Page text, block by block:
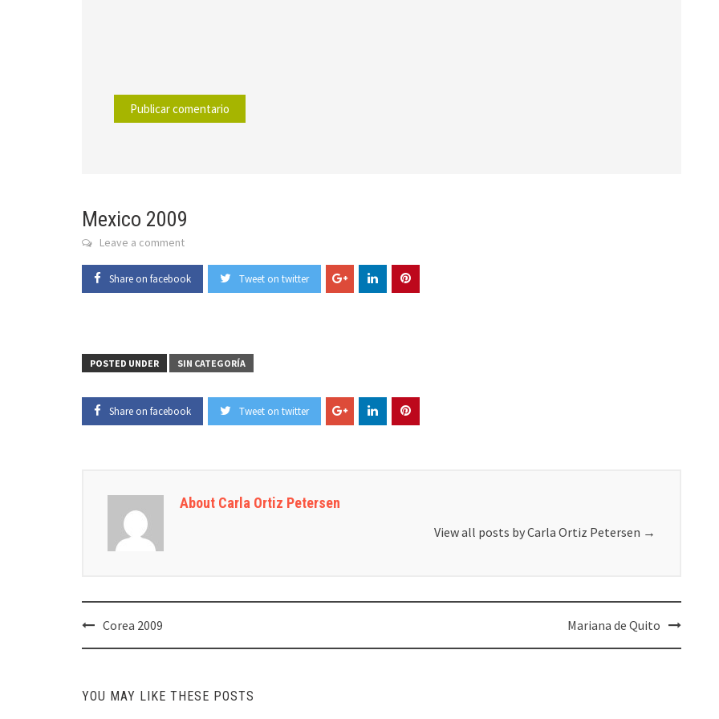
Mexico 2009
Leave a comment
Share on facebook Tweet on twitter
POSTED UNDER SIN CATEGORÍA
Share on facebook Tweet on twitter
About Carla Ortiz Petersen
View all posts by Carla Ortiz Petersen →
Post
navigation
Corea 2009 Mariana de Quito
YOU MAY LIKE THESE POSTS